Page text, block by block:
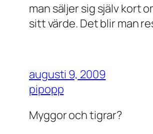
man säljer sig själv kort
sitt värde. Det blir man
augusti 9, 2009
pipopp
Myggor och tigrar?